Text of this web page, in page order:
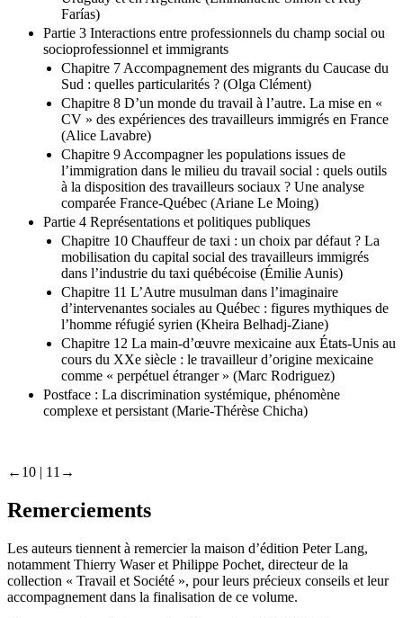
Farías)
Partie 3 Interactions entre professionnels du champ social ou
socioprofessionnel et immigrants
Chapitre 7 Accompagnement des migrants du Caucase du
Sud : quelles particularités ? (Olga Clément)
Chapitre 8 D’un monde du travail à l’autre. La mise en «
CV » des expériences des travailleurs immigrés en France
(Alice Lavabre)
Chapitre 9 Accompagner les populations issues de
l’immigration dans le milieu du travail social : quels outils
à la disposition des travailleurs sociaux ? Une analyse
comparée France-Québec (Ariane Le Moing)
Partie 4 Représentations et politiques publiques
Chapitre 10 Chauffeur de taxi : un choix par défaut ? La
mobilisation du capital social des travailleurs immigrés
dans l’industrie du taxi québécoise (Émilie Aunis)
Chapitre 11 L’Autre musulman dans l’imaginaire
d’intervenantes sociales au Québec : figures mythiques de
l’homme réfugié syrien (Kheira Belhadj-Ziane)
Chapitre 12 La main-d’œuvre mexicaine aux États-Unis au
cours du XXe siècle : le travailleur d’origine mexicaine
comme « perpétuel étranger » (Marc Rodriguez)
Postface : La discrimination systémique, phénomène
complexe et persistant (Marie-Thérèse Chicha)
←10 | 11→
Remerciements
Les auteurs tiennent à remercier la maison d’édition Peter Lang,
notamment Thierry Waser et Philippe Pochet, directeur de la
collection « Travail et Société », pour leurs précieux conseils et leur
accompagnement dans la finalisation de ce volume.